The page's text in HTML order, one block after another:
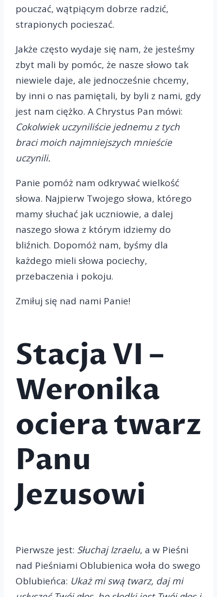
pouczać, wątpiącym dobrze radzić,
strapionych pocieszać.
Jakże często wydaje się nam, że jesteśmy
zbyt mali by pomóc, że nasze słowo tak
niewiele daje, ale jednocześnie chcemy,
by inni o nas pamiętali, by byli z nami, gdy
jest nam ciężko. A Chrystus Pan mówi:
Cokolwiek uczyniliście jednemu z tych
braci moich najmniejszych mnieście
uczynili.
Panie pomóż nam odkrywać wielkość
słowa. Najpierw Twojego słowa, którego
mamy słuchać jak uczniowie, a dalej
naszego słowa z którym idziemy do
bliźnich. Dopomóż nam, byśmy dla
każdego mieli słowa pociechy,
przebaczenia i pokoju.
Zmiłuj się nad nami Panie!
Stacja VI –
Weronika
ociera twarz
Panu
Jezusowi
Pierwsze jest: Słuchaj Izraelu, a w Pieśni
nad Pieśniami Oblubienica woła do swego
Oblubieńca: Ukaż mi swą twarz, daj mi